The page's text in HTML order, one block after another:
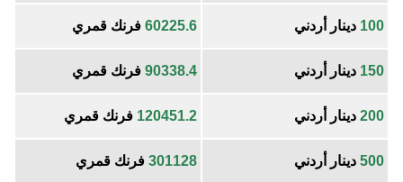
100 دينار أردني 60225.6 فرنك قمري
150 دينار أردني 90338.4 فرنك قمري
200 دينار أردني 120451.2 فرنك قمري
500 دينار أردني 301128 فرنك قمري